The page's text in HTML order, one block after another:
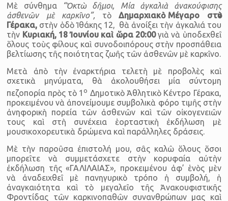
Μὲ σύνθημα
“Ὀκτὼ δῆμοι, Μία ἀγκαλιὰ ἀνακούφισης
ἀσθενῶν μὲ καρκῖνο”, τὸΔημαρχιακὸ Μέγαρο στὸν
Γέρακα, στὴν ὁδὸ Ἰθάκης 12, θὰ ἀνοίξει τὴν ἀγκαλιά του
τὴν Κυριακή, 18 Ἰουνίου καὶ ὥρα 20:00γιὰ νὰ ὑποδεχθεῖ
ὅλους τοὺς φίλους καὶ συνοδοιπόρους στὴν προσπάθεια
βελτίωσης τῆς ποιότητας ζωῆς τῶν ἀσθενῶν μὲ καρκῖνο.
Μετὰ ἀπὸ τὴν ἐναρκτήρια τελετὴ μὲ προβολὲς καὶ
σχετικὰ μηνύματα, θὰ ἀκολουθήσει μία σύντομη
πεζοπορία πρὸς τὸ 1ο Δημοτικὸ Ἀθλητικὸ Κέντρο Γέρακα,
προκειμένου νὰ ἀπονείμουμε συμβολικὰ φόρο τιμῆς στὴν
ἀνηφορικὴ πορεία τῶν ἀσθενῶν καὶ τῶν οἰκογενειῶν
τους καὶ στὴ συνέχεια ἑορταστικὴ ἐκδήλωση μὲ
μουσικοχορευτικὰ δρώμενα καὶ παράλ­ληλες δράσεις.
Μὲ τὴν παροῦσα ἐπιστολή μου, σᾶς καλῶ ὅλους ὅσοι
μπορεῖτε νὰ συμμετά­σχετε στὴν κορυφαία αὐτὴν
ἐκδήλωση τῆς «ΓΑΛΙΛΑΙΑΣ», προκειμένου ἀφ’ ἑνὸς μὲν
νὰ ἀναδειχθεῖ μὲ πανηγυρικὸ τρόπο ἡ συμβολή, ἡ
ἀναγκαιότητα καὶ τὸ μεγαλεῖο τῆς Ἀνακουφιστικῆς
Φροντίδας τῶν καρκινο­παθῶν συνανθρώπων μας καὶ